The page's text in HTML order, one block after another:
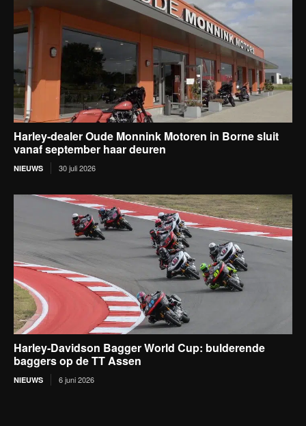
Harley-dealer Oude Monnink Motoren in Borne sluit
vanaf september haar deuren
NIEUWS 30 juli 2026
Harley-Davidson Bagger World Cup: bulderende
baggers op de TT Assen
NIEUWS 6 juni 2026